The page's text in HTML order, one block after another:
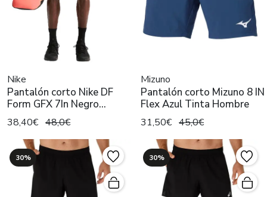
Nike
Pantalón corto Nike DF
Form GFX 7In Negro
Hombre
38,40€ 48,0€
Mizuno
Pantalón corto Mizuno 8 IN
Flex Azul Tinta Hombre
31,50€ 45,0€
30% 30%